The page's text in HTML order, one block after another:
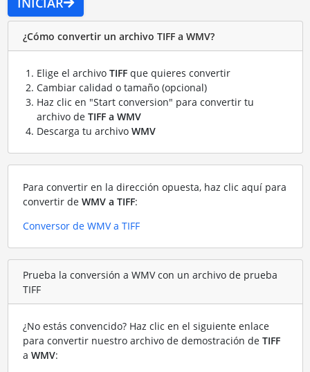
¿Cómo convertir un archivo TIFF a WMV?
Elige el archivo TIFFque quieres convertir
Cambiar calidad o tamaño (opcional)
Haz clic en "Start conversion" para convertir tu
archivo de TIFF a WMV
Descarga tu archivo WMV
Para convertir en la dirección opuesta, haz clic aquí para
convertir de WMV a TIFF:
Conversor de WMV a TIFF
Prueba la conversión a WMV con un archivo de prueba
TIFF
¿No estás convencido? Haz clic en el siguiente enlace
para convertir nuestro archivo de demostración de TIFF
a WMV: